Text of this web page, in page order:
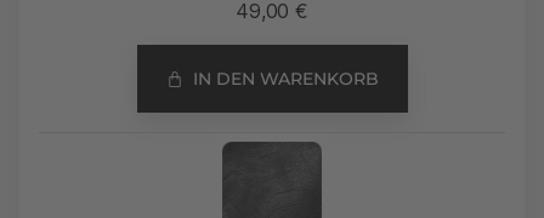
49,00 €
IN DEN WARENKORB